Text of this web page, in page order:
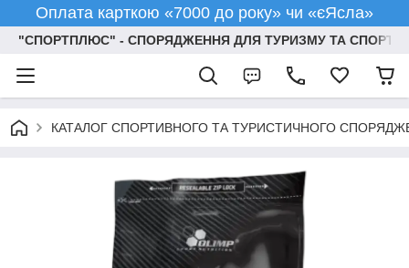
Оплата карткою «7000 до року» чи «єЯсла»
"СПОРТПЛЮС" - СПОРЯДЖЕННЯ ДЛЯ ТУРИЗМУ ТА СПОРТУ
КАТАЛОГ СПОРТИВНОГО ТА ТУРИСТИЧНОГО